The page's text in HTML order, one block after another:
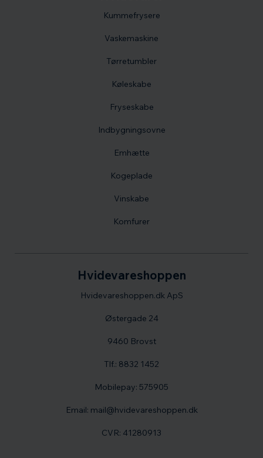
Hvidevareshoppen
Hvidevareshoppen.dk ApS
Østergade 24
9460 Brovst
Tlf.: 8832 1452
Mobilepay: 575905
Email: mail@hvidevareshoppen.dk
CVR: 41280913
Kummefrysere
Vaskemaskine
Tørretumbler
Køleskabe
Fryseskabe
Indbygningsovne
Emhætte
Kogeplade
Vinskabe
Komfurer